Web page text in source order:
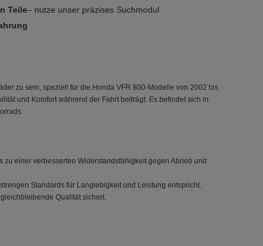
Teile– nutze unser präzises Suchmodul
zu sein, speziell für die Honda VFR 800-Modelle von 2002 bis
und Komfort während der Fahrt beiträgt. Es befindet sich in
einer verbesserten Widerstandsfähigkeit gegen Abrieb und
Standards für Langlebigkeit und Leistung entspricht.
Qualität sichert.